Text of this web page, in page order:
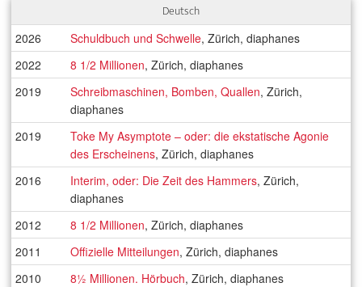
Deutsch
2026 Schuldbuch und Schwelle, Zürich, diaphanes
2022
8 1/2 Millionen, Zürich, diaphanes
2019
Schreibmaschinen, Bomben, Quallen, Zürich,
diaphanes
2019
Toke My Asymptote – oder: die ekstatische Agonie
des Erscheinens, Zürich, diaphanes
2016
Interim, oder: Die Zeit des Hammers, Zürich,
diaphanes
2012
8 1/2 Millionen, Zürich, diaphanes
2011
Offizielle Mitteilungen, Zürich, diaphanes
2010
8½ Millionen. Hörbuch, Zürich, diaphanes